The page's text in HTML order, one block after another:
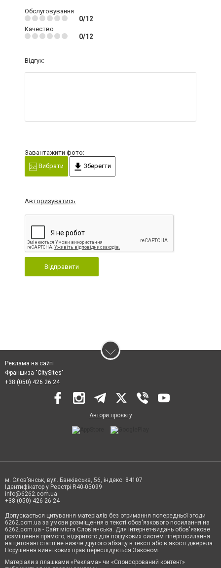
Обслуговування
0/12
Качество
0/12
Відгук:
Завантажити фото:
Вибрати
Зберегти
Авторизуватись
Відправити
Реклама на сайті
Франшиза "CitySites"
+38 (050) 426 26 24
Автори проєкту
м. Слов’янськ, вул. Банківська, 56, індекс: 84107
Ідентифікатор у Реєстрі R40-05099
info@6262.com.ua
+38 (050) 426 26 24
Допускається цитування матеріалів без отримання попередньої згоди
6262.com.ua за умови розміщення в тексті обов'язкового посилання на
6262.com.ua - Сайт міста Слов'янська. Для інтернет-видань обов'язкове
розміщення прямого, відкритого для пошукових систем гіперпосилання
на цитовані статті не нижче другого абзацу в тексті або в якості джерела.
Порушення виняткових прав переслідується Законом.
Матеріали з плашками «Реклама» чи «Спонсорований контент»